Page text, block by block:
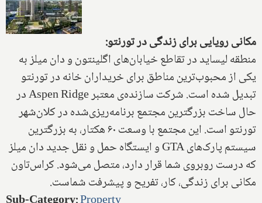
مکانی رویایی برای زندگی در تورنتو:
منطقه لیساید در تقاطع خیابان‌های اگلینتون و دان میلز به
یکی از محبوب‌ترین مناطق برای خریداران خانه در تورنتو
تبدیل شده است. شرکت سازنده‌ی معتبر Aspen Ridge در
حال ساخت بزرگترین مجتمع برنامه‌ریزی‌شده‌ در کلان‌شهر
تورنتو است. این مجتمع با وسعت ۶۰ هکتار، به بزرگترین
سیستم پارک‌های GTA و ایستگاه حمل و نقل جدید دان میلز
که درست روبروی شما قرار دارد، متصل می‌شود. کراس‌تاون
مکانی برای زندگی، کار، تفریح و پیشرفت شماست.